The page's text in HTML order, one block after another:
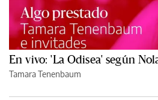
En vivo: 'La Odisea' según
Tamara Tenenbaum